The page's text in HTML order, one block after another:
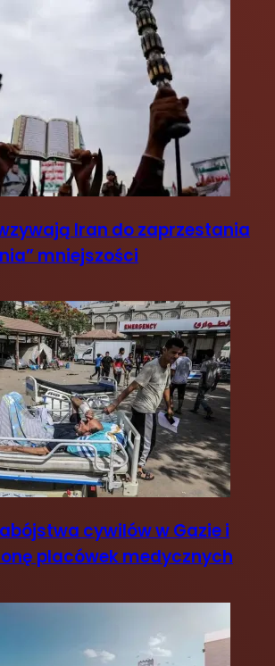
Iran do zaprzestania
mniejszości
cywilów w Gazie i
placówek medycznych